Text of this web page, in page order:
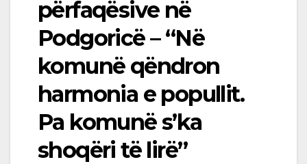
përfaqësive në
Podgoricë – “Në
komunë qëndron
harmonia e popullit.
Pa komunë s’ka
shoqëri të lirë”